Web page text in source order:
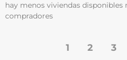
hay menos viviendas disponibles
compradores
1 2 3